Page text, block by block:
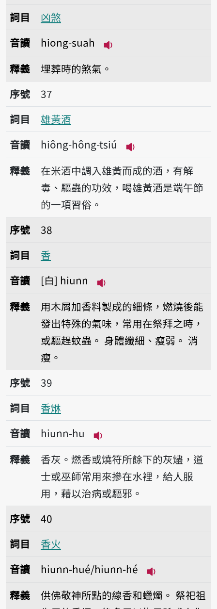
詞目
凶煞
音讀
hiong-suah
釋義
埋葬時的煞氣。
序號37雄黃酒
序號
37
詞目
雄黃酒
音讀
hiông-hông-tsiú
播放音讀hiông-
釋義
在米酒中調入雄黃而成的酒，有解
毒、驅蟲的功效，喝雄黃酒是端午節
的一項習俗。
序號38香
序號
38
詞目
香
音讀
白 hiunn
釋義
用木屑加香料製成的細條，燃燒後能
發出特殊的氣味，常用在祭拜之時，
或驅趕蚊蟲。 身體纖細、瘦弱。 消
瘦。
序號39香烌
序號
39
詞目
香烌
音讀
hiunn-hu
播放音讀hiunn-hu
釋義
香灰。燃香或燒符所餘下的灰燼，道
士或巫師常用來摻在水裡，給人服
用，藉以治病或驅邪。
序號40香火
序號
40
詞目
香火
音讀
hiunn-hué/hiunn-hé
釋義 供佛敬神所點的線香和蠟燭。 祭祀祖